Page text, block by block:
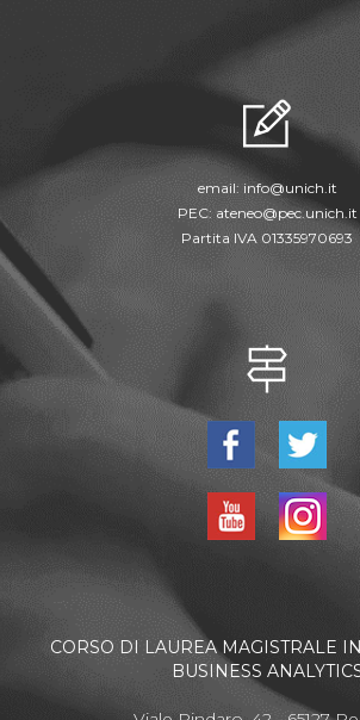
email: info@unich.it
PEC: ateneo@pec.unich.it
Partita IVA 01335970693
CORSO DI LAUREA MAGISTRALE
BUSINESS